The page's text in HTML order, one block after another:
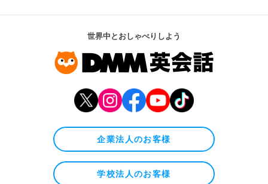
世界中とおしゃべりしよう
企業法人のお客様
学校法人のお客様